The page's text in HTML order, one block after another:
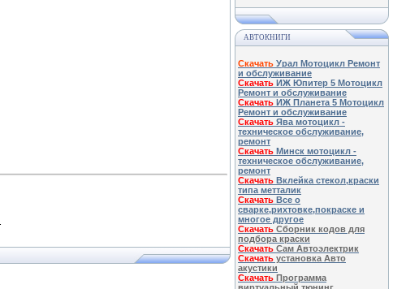
АВТОКНИГИ
Скачать Урал Мотоцикл Ремонт
и обслуживание
Скачать ИЖ Юпитер 5 Мотоцикл
Ремонт и обслуживание
Скачать ИЖ Планета 5 Мотоцикл
Ремонт и обслуживание
Скачать Ява мотоцикл -
техническое обслуживание,
ремонт
Скачать Минск мотоцикл -
техническое обслуживание,
ремонт
Скачать Вклейка стекол,краски
типа метталик
Скачать Все о
сварке,рихтовке,покраске и
многое другое
Скачать Сборник кодов для
подбора краски
Скачать Сам Автоэлектрик
Скачать установка Авто
акустики
Скачать Программа